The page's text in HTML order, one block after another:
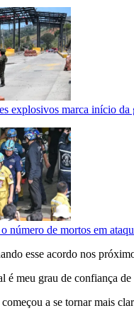
explosivos marca início
número de mortos em
esse acordo nos
é meu grau de confiança
a se tornar mais